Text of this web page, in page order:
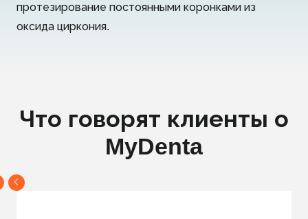
протезирование постоянными коронками из
оксида циркония.
Что говорят клиенты о
MyDenta